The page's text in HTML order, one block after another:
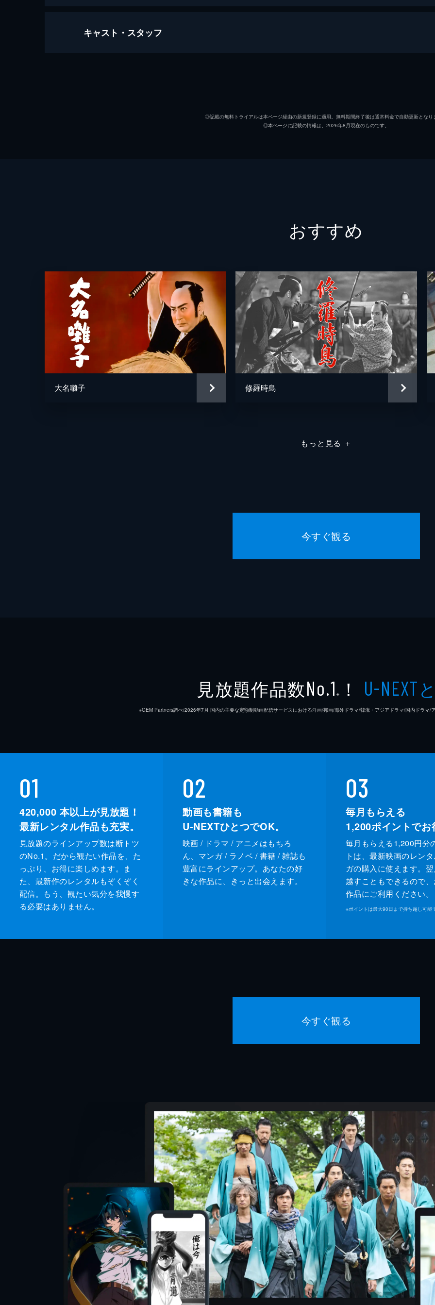
喧嘩道中
キャスト・スタッフ
丘さとみ
比佐芳武
◎記載の無料トライアルは本ページ経由の新規登録に適用。無料期間終了後は通常料金で自動更新となり
◎本ページに記載の情報は、2026年8月現在のものです。
おすすめ
大名囃子 修羅時鳥
もっと見る ＋
今すぐ観る
見放題作品数No.1 ※ ！ U-NEXT
※GEM Partners調べ/2026年7⽉ 国内の主要な定額制動画配信サービスにおける洋画/邦画/海外ドラマ/韓流・アジアドラマ/国内ドラマ/
01
420,000 本以上が見放題！
最新レンタル作品も充実。
見放題のラインアップ数は断トツ
のNo.1。だから観たい作品を、た
っぷり、お得に楽しめます。ま
た、最新作のレンタルもぞくぞく
配信。もう、観たい気分を我慢す
る必要はありません。
02
動画も書籍も
U-NEXTひとつでOK。
映画 / ドラマ / アニメはもちろ
ん、マンガ / ラノベ / 書籍 / 雑誌も
豊富にラインアップ。あなたの好
きな作品に、きっと出会えます。
03
毎月もらえる
1,200ポイントでお
毎月もらえる1,200円分
トは、最新映画のレン
ガの購入に使えます。
越すこともできるので
作品にご利用ください。
※ポイントは最大90日まで持ち越し可能
今すぐ観る